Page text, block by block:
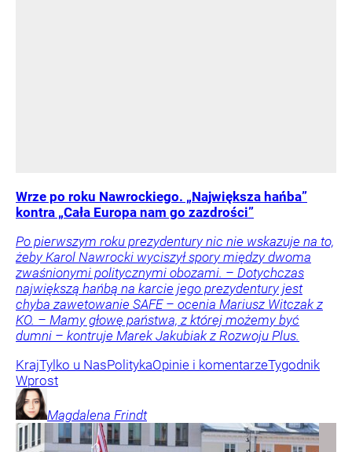
Wrze po roku Nawrockiego. „Największa hańba”
kontra „Cała Europa nam go zazdrości”
Po pierwszym roku prezydentury nic nie wskazuje na to,
żeby Karol Nawrocki wyciszył spory między dwoma
zwaśnionymi politycznymi obozami. – Dotychczas
największą hańbą na karcie jego prezydentury jest
chyba zawetowanie SAFE – ocenia Mariusz Witczak z
KO. – Mamy głowę państwa, z której możemy być
dumni – kontruje Marek Jakubiak z Rozwoju Plus.
KrajTylko u NasPolitykaOpinie i komentarzeTygodnik
Wprost
Magdalena Frindt